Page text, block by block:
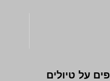
על טיולים